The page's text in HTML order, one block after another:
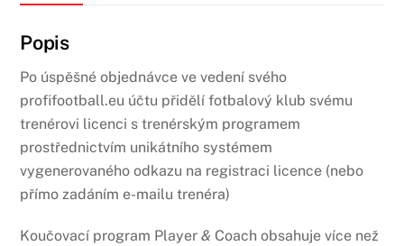
Popis
Po úspěšné objednávce ve vedení svého
profifootball.eu účtu přidělí fotbalový klub svému
trenérovi licenci s trenérským programem
prostřednictvím unikátního systémem
vygenerovaného odkazu na registraci licence (nebo
přímo zadáním e-mailu trenéra)
Koučovací program Player& Coach obsahuje více než